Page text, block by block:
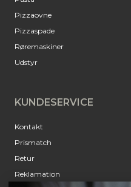
Pizzaovne
Pizzaspade
Røremaskiner
Udstyr
KUNDESERVICE
Kontakt
Prismatch
Retur
Reklamation